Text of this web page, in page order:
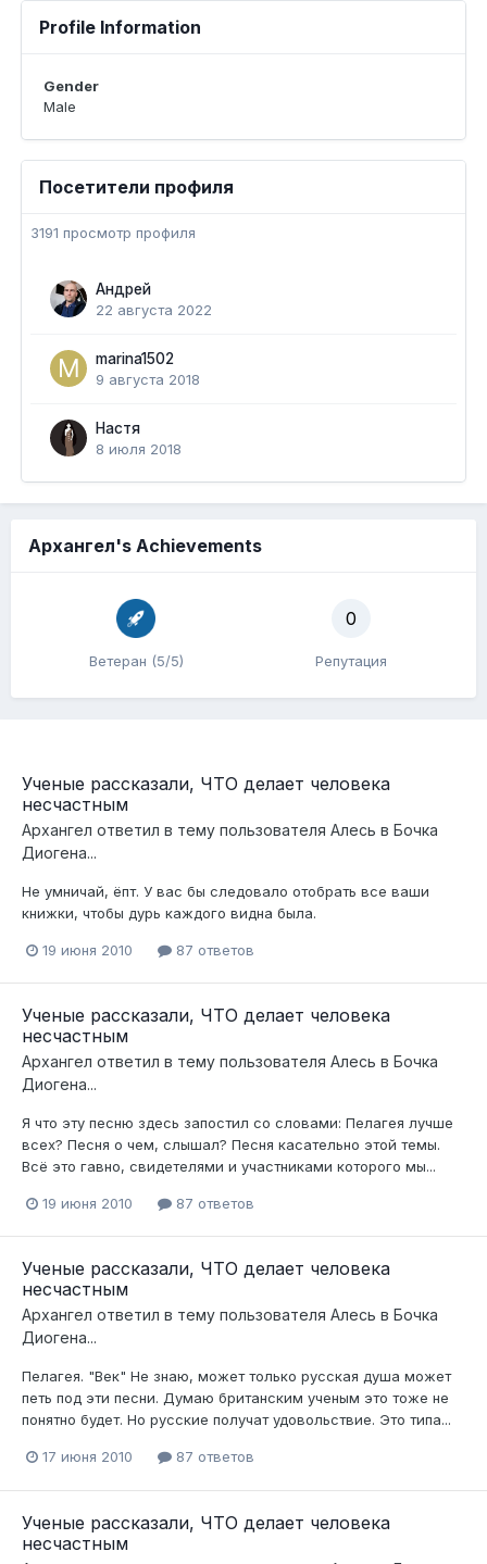
Profile Information
Gender
Male
Посетители профиля
3191 просмотр профиля
Андрей
22 августа 2022
marina1502
9 августа 2018
Настя
8 июля 2018
Архангел's Achievements
Ветеран (5/5)
0
Репутация
Ученые рассказали, ЧТО делает человека
несчастным
Архангел ответил в тему пользователя Алесь в Бочка
Диогена...
Не умничай, ёпт. У вас бы следовало отобрать все ваши
книжки, чтобы дурь каждого видна была.
19 июня 2010 87 ответов
Ученые рассказали, ЧТО делает человека
несчастным
Архангел ответил в тему пользователя Алесь в Бочка
Диогена...
Я что эту песню здесь запостил со словами: Пелагея лучше
всех? Песня о чем, слышал? Песня касательно этой темы.
Всё это гавно, свидетелями и участниками которого мы...
19 июня 2010 87 ответов
Ученые рассказали, ЧТО делает человека
несчастным
Архангел ответил в тему пользователя Алесь в Бочка
Диогена...
Пелагея. "Век" Не знаю, может только русская душа может
петь под эти песни. Думаю британским ученым это тоже не
понятно будет. Но русские получат удовольствие. Это типа...
17 июня 2010 87 ответов
Ученые рассказали, ЧТО делает человека
несчастным